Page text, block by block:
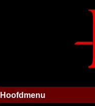
Hoofdmenu